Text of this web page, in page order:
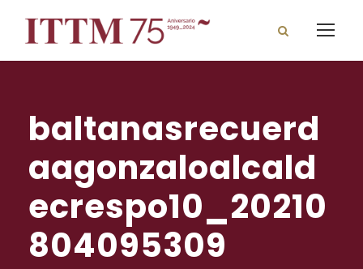
baltanasrecuerd
aagonzaloalcald
ecrespo10_20210
804095309